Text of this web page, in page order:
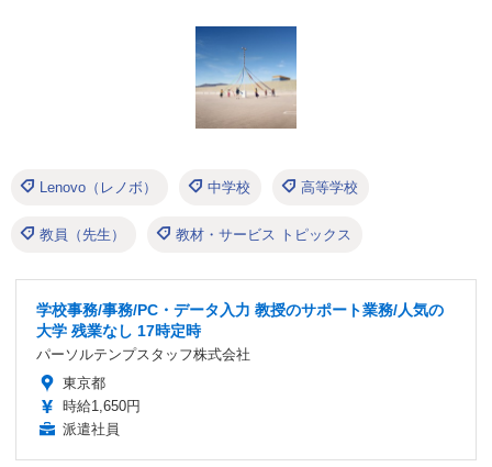
Lenovo（レノボ） 中学校 高等学校
教員（先生） 教材・サービス トピックス
学校事務/事務/PC・データ入力 教授のサポート業務/人気の
大学 残業なし 17時定時
パーソルテンプスタッフ株式会社
東京都
時給1,650円
派遣社員